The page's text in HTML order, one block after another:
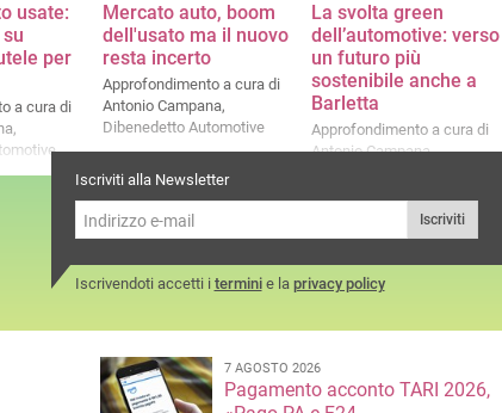
usate:
per
a cura di
Mercato auto, boom
dell'usato ma il nuovo
resta incerto
Approfondimento a cura di
Antonio Campana,
Dibenedetto Automotive
La svolta green
dell’automotive: verso
un futuro più
sostenibile anche a
Barletta
Approfondimento a cura di
Antonio Campana,
Iscriviti alla Newsletter
Iscriviti
Iscrivendoti accetti i terminie la privacy policy
7 AGOSTO 2026
Pagamento acconto TARI 2026,